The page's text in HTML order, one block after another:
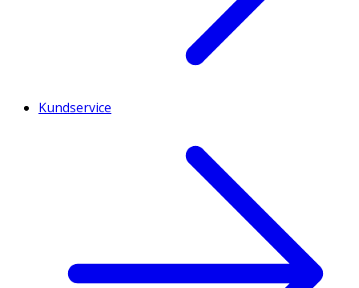
Kundservice